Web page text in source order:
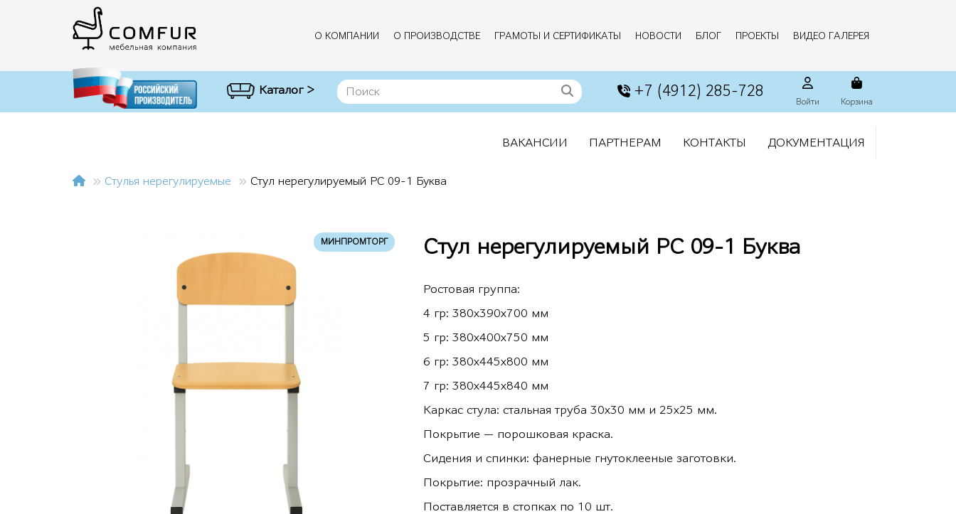
О КОМПАНИИ О ПРОИЗВОДСТВЕ ГРАМОТЫ И СЕРТИФИКАТЫ НОВОСТИ БЛОГ ПРОЕКТЫ ВИДЕО ГАЛЕРЕЯ
Каталог > +7 (4912) 285-728
Войти Корзина
ВАКАНСИИ ПАРТНЕРАМ КОНТАКТЫ ДОКУМЕНТАЦИЯ
Стулья нерегулируемые Стул нерегулируемый РС 09-1 Буква
МИНПРОМТОРГ Стул нерегулируемый РС 09-1 Буква
Ростовая группа:
4 гр: 380х390х700 мм
5 гр: 380х400х750 мм
6 гр: 380х445х800 мм
7 гр: 380х445х840 мм
Каркас стула: стальная труба 30х30 мм и 25х25 мм.
Покрытие — порошковая краска.
Сидения и спинки: фанерные гнутоклееные заготовки.
Покрытие: прозрачный лак.
Поставляется в стопках по 10 шт.